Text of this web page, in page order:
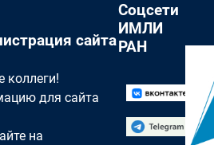
сайта
коллеги!
для сайта
на
Соцсети
ИМЛИ
РАН